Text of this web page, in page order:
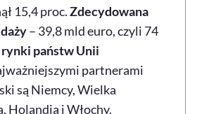
15,4 proc.Zdecydowana
– 39,8 mld euro, czyli 74
rynki państw Unii
partnerami
są Niemcy, Wielka
Holandia i Włochy.